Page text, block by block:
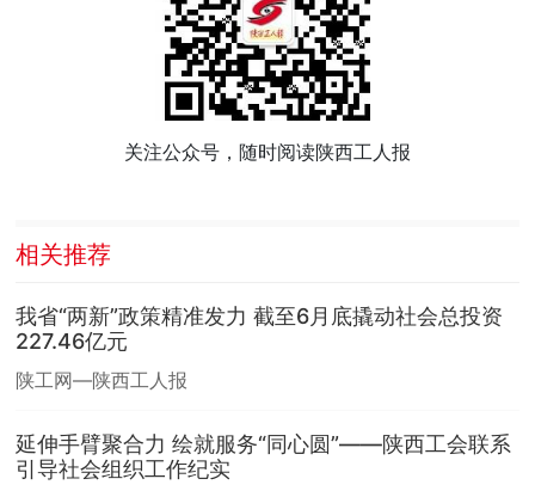
关注公众号，随时阅读陕西工人报
相关推荐
我省“两新”政策精准发力 截至6月底撬动社会总投资
227.46亿元
陕工网—陕西工人报
延伸手臂聚合力 绘就服务“同心圆”——陕西工会联系
引导社会组织工作纪实